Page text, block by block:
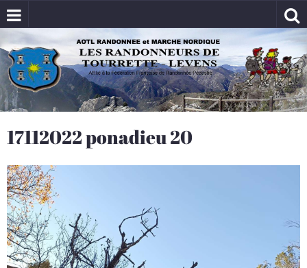
17112022 ponadieu 20